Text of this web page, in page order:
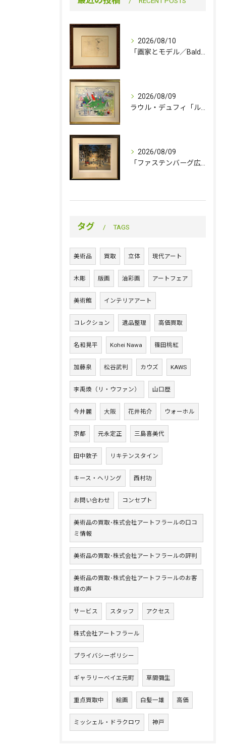
2026/08/10
2026/08/09
2026/08/09
タグ TAGS
美術品 買取 立体 現代アート
木彫 版画 油彩画 アートフェア
美術館 インテリアアート
コレクション 遺品整理 高価買取
名和晃平 Kohei Nawa 篠田桃紅
加藤泉 松谷武判 カウズ KAWS
李禹煥（リ・ウファン） 山口歴
今井麗 大阪 花井祐介 ウォーホル
京都 元永定正 三島喜美代
田中敦子 リキテンスタイン
キース・ヘリング 西村功
お問い合わせ コンセプト
美術品の買取･株式会社アートフラールの口コ
ミ情報
美術品の買取･株式会社アートフラールの評判
美術品の買取･株式会社アートフラールのお客
様の声
サービス スタッフ アクセス
株式会社アートフラール
プライバシーポリシー
ギャラリーベイエ元町 草間彌生
重点買取中 絵画 白髪一雄 高価
ミッシェル・ドラクロワ 神戸